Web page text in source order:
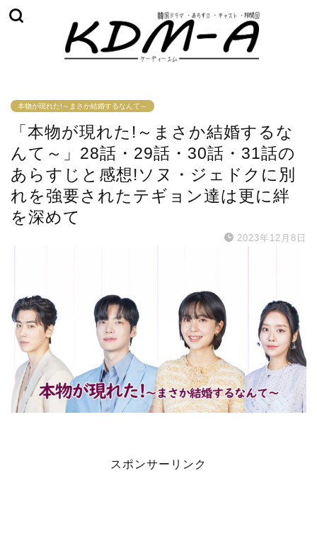
本物が現れた!～まさか結婚するなんて～
「本物が現れた!～まさか結婚するな
んて～」28話・29話・30話・31話の
あらすじと感想!ソヌ・ジェドクに別
れを強要されたテギョン達は更に絆
を深めて
2023年12月8日
スポンサーリンク